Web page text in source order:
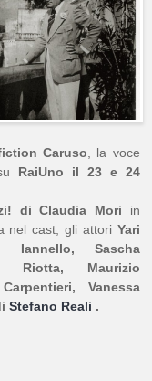
Caruso , la voce
RaiUno il 23 e 24
di Claudia Mori in
nel cast, gli attori Yari
Iannello, Sascha
Riotta, Maurizio
Vanessa
Stefano Reali .